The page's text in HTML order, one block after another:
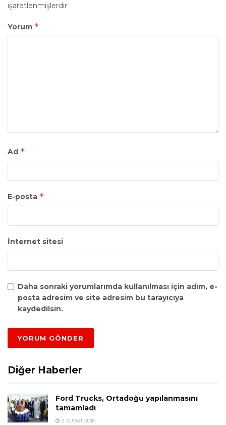
işaretlenmişlerdir
Yorum *
Ad *
E-posta *
İnternet sitesi
Daha sonraki yorumlarımda kullanılması için adım, e-
posta adresim ve site adresim bu tarayıcıya
kaydedilsin.
Diğer Haberler
Ford Trucks, Ortadoğu yapılanmasını
tamamladı
2 ŞUBAT 2016